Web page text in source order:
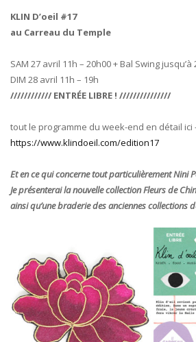
KLIN D’oeil #17
au Carreau du Temple
SAM 27 avril 11h – 20h00 + Bal Swing jusqu’à
DIM 28 avril 11h – 19h
//////////// ENTRÉE LIBRE ! ///////////////
tout le programme du week-end en détail
https://www.klindoeil.com/edition17
Et en ce qui concerne tout particulièrement Nini
Je présenterai la nouvelle collection Fleurs de
ainsi qu’une braderie des anciennes collections